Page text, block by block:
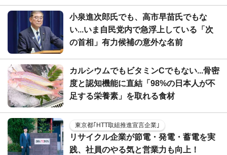
小泉進次郎氏でも、高市早苗氏でもな
い...いま自民党内で急浮上している「次
の首相」有力候補の意外な名前
カルシウムでもビタミンCでもない...骨密
度と認知機能に直結「98%の日本人が不
足する栄養素」を取れる食材
東京都｢HTT取組推進宣言企業｣
リサイクル企業が節電・発電・蓄電を実
践、社員のやる気と営業力も向上！